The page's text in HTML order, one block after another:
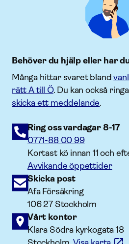
Behöver du hjälp eller har
Många hittar svaret bland
rätt A till Ö. Du kan också
skicka ett meddelande.
Ring oss vardagar 8-17
0771-88 00 99
Kortast kö innan 11 och
Avvikande öppettider
Skicka post
Afa Försäkring
106 27 Stockholm
Vårt kontor
Klara Södra kyrkogata 18